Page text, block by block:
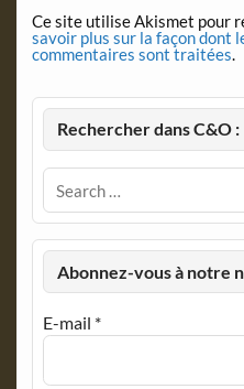
Ce site utilise Akismet pour
savoir plus sur la façon dont
commentaires sont traitées.
Rechercher dans C&O :
Abonnez-vous à notre
E-mail *